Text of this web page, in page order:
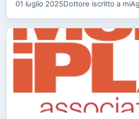
01 luglio 2025Dottore iscritto a